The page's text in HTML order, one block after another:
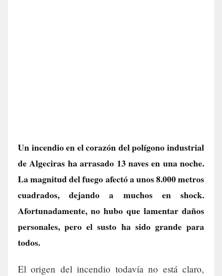
Un incendio en el corazón del polígono industrial
de Algeciras ha arrasado 13 naves en una noche.
La magnitud del fuego afectó a unos 8.000 metros
cuadrados, dejando a muchos en shock.
Afortunadamente, no hubo que lamentar daños
personales, pero el susto ha sido grande para
todos.
El origen del incendio todavía no está claro,